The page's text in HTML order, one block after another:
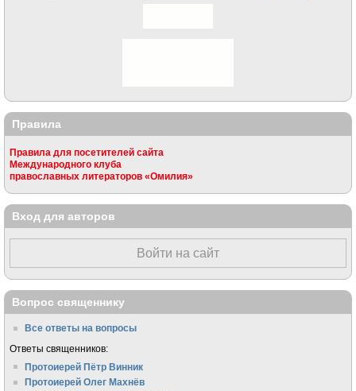
Правила
Правила для посетителей сайта
Международного клуба
православных литераторов «Омилия»
Вход для авторов
Войти на сайт
Вопрос священнику
Все ответы на вопросы
Ответы священников:
Протоиерей Пётр Винник
Протоиерей Олег Махнёв